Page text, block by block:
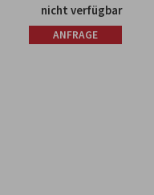
nicht verfügbar
ANFRAGE